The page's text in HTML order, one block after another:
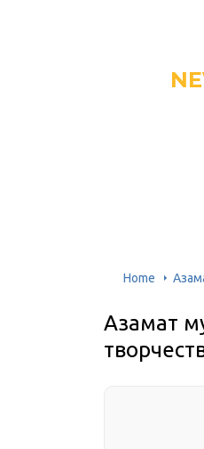
Home
Азамат